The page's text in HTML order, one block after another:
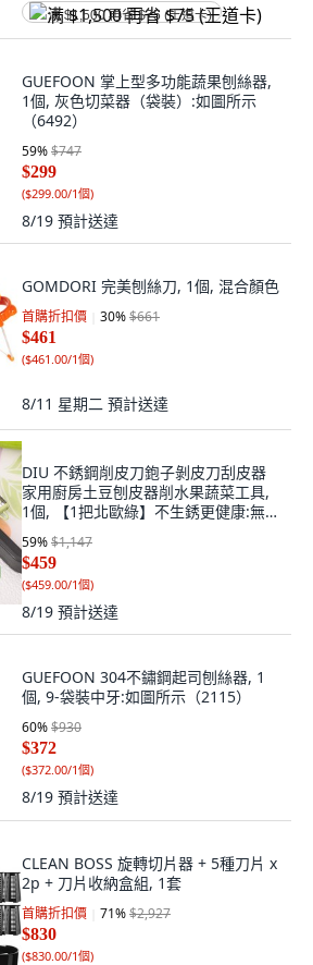
满 $1,500 再省 $75 (王道卡)
GUEFOON 掌上型多功能蔬果刨絲器,
1個, 灰色切菜器（袋裝）:如圖所示
（6492）
59%$747
$299
($299.00/1個)
8/19 預計送達
GOMDORI 完美刨絲刀, 1個, 混合顏色
首購折扣價 30%$661
$461
($461.00/1個)
8/11 星期二 預計送達
DIU 不銹鋼削皮刀鉋子剝皮刀刮皮器
家用廚房土豆刨皮器削水果蔬菜工具,
1個, 【1把北歐綠】不生銹更健康:無規
59%$1,147
$459
($459.00/1個)
8/19 預計送達
GUEFOON 304不鏽鋼起司刨絲器, 1
個, 9-袋裝中牙:如圖所示（2115）
60%$930
$372
($372.00/1個)
8/19 預計送達
CLEAN BOSS 旋轉切片器 + 5種刀片 x
2p + 刀片收納盒組, 1套
首購折扣價 71%$2,927
$830
($830.00/1個)